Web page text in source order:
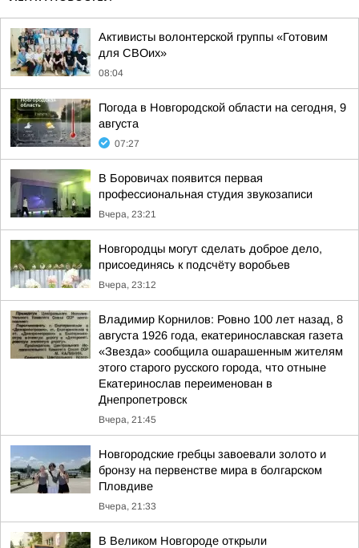
Активисты волонтерской группы «Готовим
для СВОих»
08:04
Погода в Новгородской области на сегодня, 9
августа
07:27
В Боровичах появится первая
профессиональная студия звукозаписи
Вчера, 23:21
Новгородцы могут сделать доброе дело,
присоединясь к подсчёту воробьев
Вчера, 23:12
Владимир Корнилов: Ровно 100 лет назад, 8
августа 1926 года, екатеринославская газета
«Звезда» сообщила ошарашенным жителям
этого старого русского города, что отныне
Екатеринослав переименован в
Днепропетровск
Вчера, 21:45
Новгородские гребцы завоевали золото и
бронзу на первенстве мира в болгарском
Пловдиве
Вчера, 21:33
В Великом Новгороде открыли